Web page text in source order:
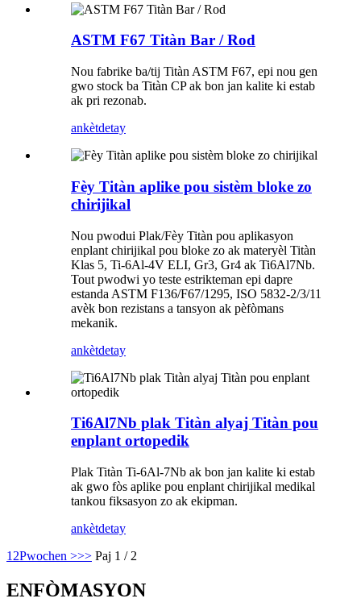
ASTM F67 Titàn Bar / Rod
Nou fabrike ba/tij Titàn ASTM F67, epi nou gen
gwo stock ba Titàn CP ak bon jan kalite ki estab
ak pri rezonab.
ankètdetay
Fèy Titàn aplike pou sistèm bloke zo
chirijikal
Nou pwodui Plak/Fèy Titàn pou aplikasyon
enplant chirijikal pou bloke zo ak materyèl Titàn
Klas 5, Ti-6Al-4V ELI, Gr3, Gr4 ak Ti6Al7Nb.
Tout pwodwi yo teste estrikteman epi dapre
estanda ASTM F136/F67/1295, ISO 5832-2/3/11
avèk bon rezistans a tansyon ak pèfòmans
mekanik.
ankètdetay
Ti6Al7Nb plak Titàn alyaj Titàn pou
enplant ortopedik
Plak Titàn Ti-6Al-7Nb ak bon jan kalite ki estab
ak gwo fòs aplike pou enplant chirijikal medikal
tankou fiksasyon zo ak ekipman.
ankètdetay
1 2Pwochen >>> Paj 1 / 2
ENFÒMASYON